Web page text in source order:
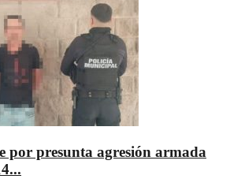
por presunta agresión armada